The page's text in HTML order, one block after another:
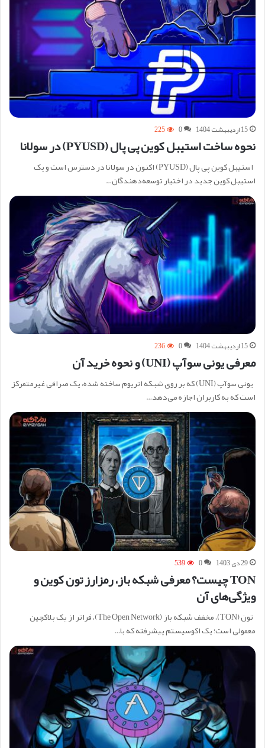
15 اردیبهشت 1404 0
225
نحوه ساخت استیبل کوین پی پال (PYUSD) در سولانا
استیبل کوین پی پال (PYUSD) اکنون در سولانا در دسترس است و یک
استیبل کوین جدید در اختیار توسعه‌دهندگان…
15 اردیبهشت 1404 0
236
معرفی یونی سوآپ (UNI) و نحوه خرید آن
یونی سوآپ (UNI) که بر روی شبکه اتریوم ساخته شده، یک صرافی غیرمتمرکز
است که به کاربران اجازه می‌دهد…
29 دی 1403 0
539
TON چیست؟ معرفی شبکه باز، رمزارز تون کوین و
ویژگی‌های آن
تون (TON)، مخفف شبکه باز (The Open Network)، فراتر از یک بلاکچین
معمولی است؛ یک اکوسیستم پیشرفته که با…